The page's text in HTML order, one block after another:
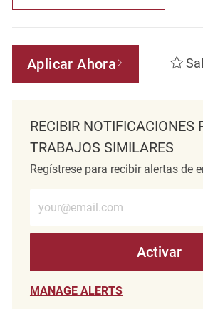
Aplicar Ahora
RECIBIR NOTIFICACIONES
TRABAJOS SIMILARES
Regístrese para recibir alertas de
Activar
MANAGE ALERTS